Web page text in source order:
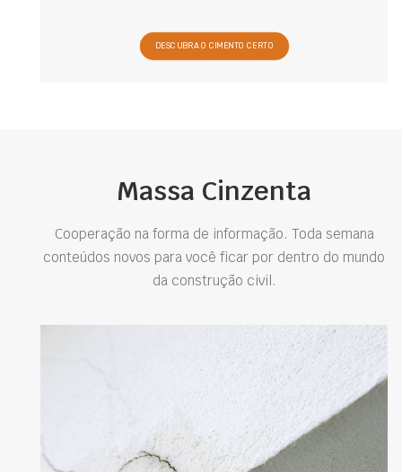
DESCUBRA O CIMENTO CERTO
Massa Cinzenta
Cooperação na forma de informação. Toda semana
conteúdos novos para você ficar por dentro do mundo
da construção civil.